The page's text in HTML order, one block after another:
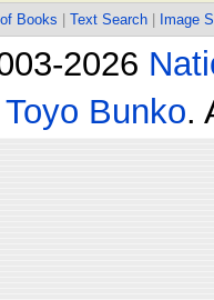
Books Text Search Image
2026
Toyo Bunko.